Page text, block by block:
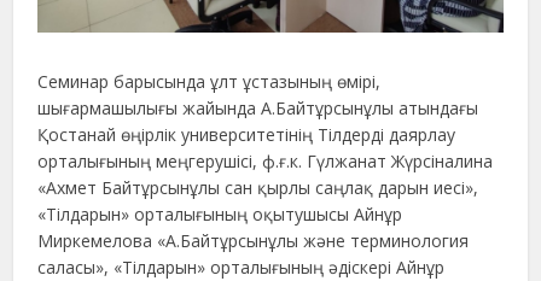
Семинар барысында ұлт ұстазының өмірі,
шығармашылығы жайында А.Байтұрсынұлы атындағы
Қостанай өңірлік университетінің Тілдерді даярлау
орталығының меңгерушісі, ф.ғ.к. Гүлжанат Жүрсіналина
«Ахмет Байтұрсынұлы сан қырлы саңлақ дарын иесі»,
«Тілдарын» орталығының оқытушысы Айнұр
Миркемелова «А.Байтұрсынұлы және терминология
саласы», «Тілдарын» орталығының әдіскері Айнұр